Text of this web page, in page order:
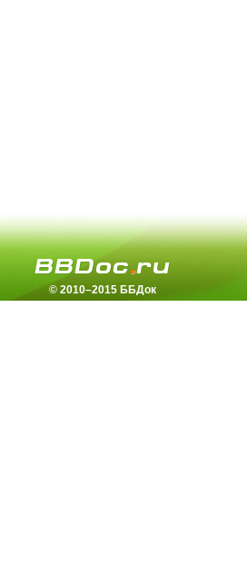
© 2010–2015 ББДок